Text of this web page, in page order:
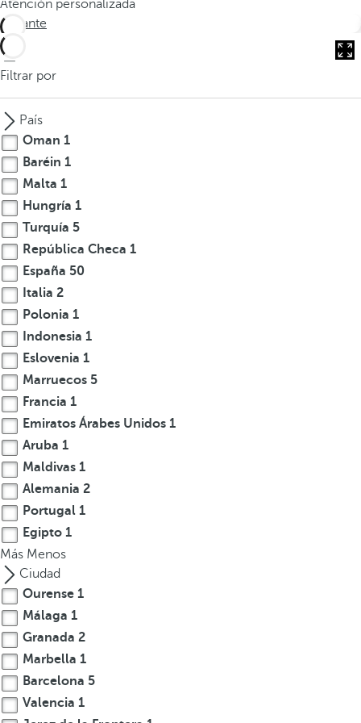
o
d
u
c
r
t
r
s
o
m
á
s
c
a
r
c
t
e
r
e
s
,
p
e
d
e
s
p
u
l
s
a
r
Atención personalizada
Alicante
Filtrar por
País
Oman 1
Baréin 1
Malta 1
Hungría 1
Turquía 5
República Checa 1
España 50
Italia 2
Polonia 1
Indonesia 1
Eslovenia 1
Marruecos 5
Francia 1
Emiratos Árabes Unidos 1
Aruba 1
Maldivas 1
Alemania 2
Portugal 1
Egipto 1
Más Menos
Ciudad
Ourense 1
Málaga 1
Granada 2
Marbella 1
Barcelona 5
Valencia 1